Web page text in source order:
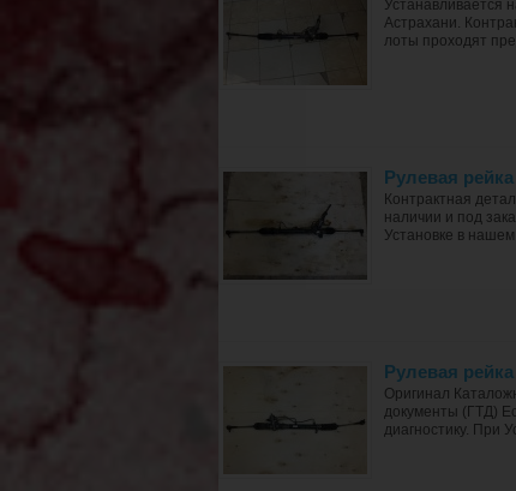
Устанавливается
Астрахани.
лоты проходят
Рулевая
Контрактная
наличии и под
Установке в
Рулевая
Оригинал
документы (ГТД)
диагностику. При